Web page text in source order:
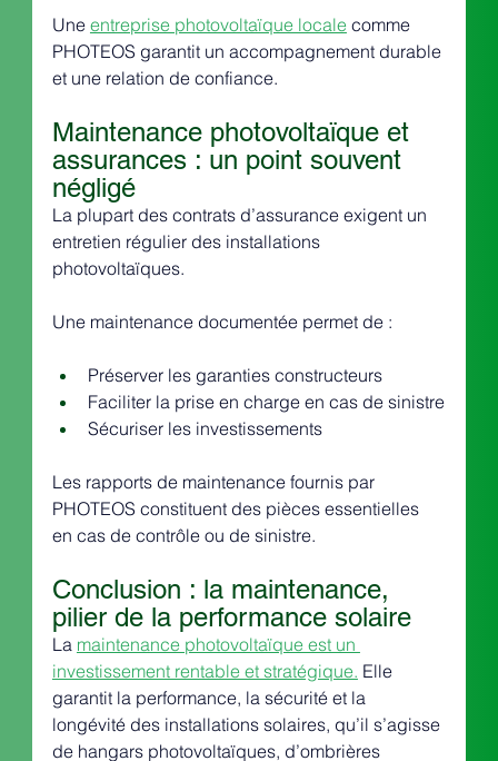
Une entreprise photovoltaïque locale comme
PHOTEOS garantit un accompagnement durable
et une relation de confiance.
Maintenance photovoltaïque et
assurances : un point souvent
négligé
La plupart des contrats d’assurance exigent un
entretien régulier des installations
photovoltaïques.
Une maintenance documentée permet de :
Préserver les garanties constructeurs
Faciliter la prise en charge en cas de sinistre
Sécuriser les investissements
Les rapports de maintenance fournis par
PHOTEOS constituent des pièces essentielles
en cas de contrôle ou de sinistre.
Conclusion : la maintenance,
pilier de la performance solaire
La maintenance photovoltaïque est un
investissement rentable et stratégique. Elle
garantit la performance, la sécurité et la
longévité des installations solaires, qu’il s’agisse
de hangars photovoltaïques, d’ombrières